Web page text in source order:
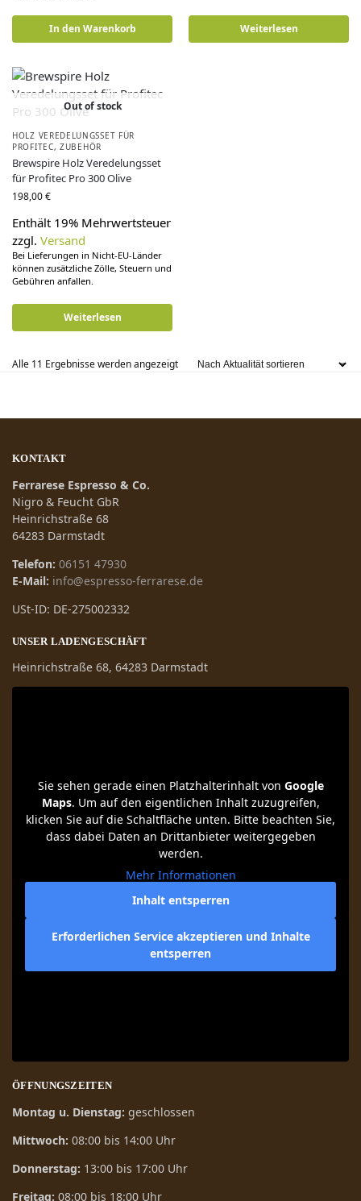
In den Warenkorb Weiterlesen
Out of stock
HOLZ VEREDELUNGSSET FÜR
PROFITEC,ZUBEHÖR
Brewspire Holz Veredelungsset
für Profitec Pro 300 Olive
198,00€
Enthält 19% Mehrwertsteuer
zzgl. Versand
Bei Lieferungen in Nicht-EU-Länder
können zusätzliche Zölle, Steuern und
Gebühren anfallen.
Weiterlesen
Alle 11 Ergebnisse werden angezeigt
KONTAKT
Ferrarese Espresso & Co.
Nigro & Feucht GbR
Heinrichstraße 68
64283 Darmstadt
Telefon: 06151 47930
E-Mail: info@espresso-ferrarese.de
USt-ID: DE-275002332
UNSER LADENGESCHÄFT
Heinrichstraße 68, 64283 Darmstadt
Sie sehen gerade einen Platzhalterinhalt von Google
Maps. Um auf den eigentlichen Inhalt zuzugreifen,
klicken Sie auf die Schaltfläche unten. Bitte beachten Sie,
dass dabei Daten an Drittanbieter weitergegeben
werden.
Mehr Informationen
Inhalt entsperren
Erforderlichen Service akzeptieren und Inhalte
entsperren
ÖFFNUNGSZEITEN
Montag u. Dienstag: geschlossen
Mittwoch: 08:00 bis 14:00 Uhr
Donnerstag: 13:00 bis 17:00 Uhr
Freitag: 08:00 bis 18:00 Uhr